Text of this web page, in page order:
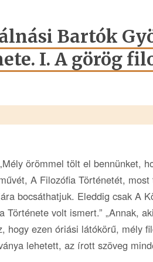
Bartók
I. A görög
örömmel tölt el bennünket,
A Filozófia Történetét, most
bocsáthatjuk. Eleddig csak A
Története volt ismert.” „Annak,
hogy ezen óriási látókörű, mély
lehetett, az írott szöveg